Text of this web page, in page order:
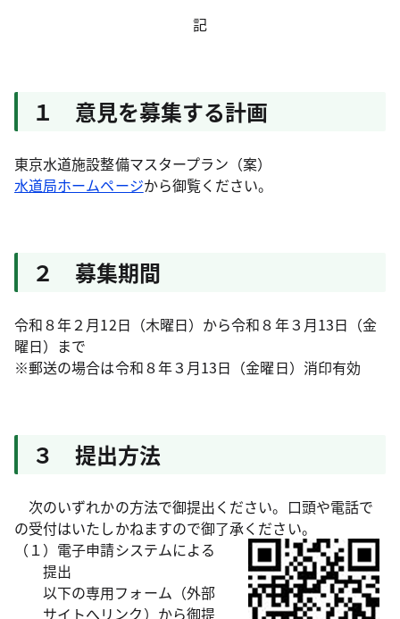
記
１ 意見を募集する計画
東京水道施設整備マスタープラン（案）
水道局ホームページから御覧ください。
２ 募集期間
令和８年２月12日（木曜日）から令和８年３月13日（金
曜日）まで
※郵送の場合は令和８年３月13日（金曜日）消印有効
３ 提出方法
次のいずれかの方法で御提出ください。口頭や電話で
の受付はいたしかねますので御了承ください。
（１）電子申請システムによる
提出
以下の専用フォーム（外部
サイトへリンク）から御提